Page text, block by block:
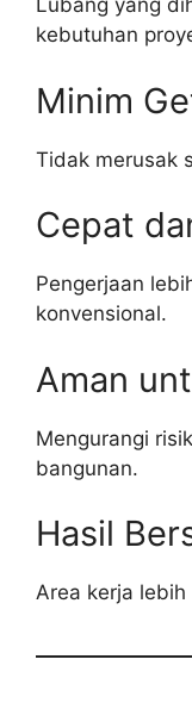
Lubang yang
kebutuhan
Minim
Tidak merusak
Cepat
Pengerjaan
konvensional.
Aman
Mengurangi
bangunan.
Hasil
Area kerja